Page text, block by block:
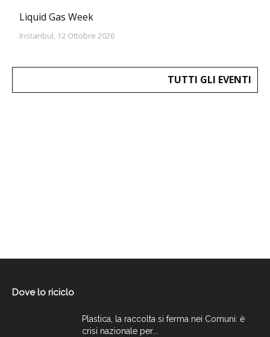
Liquid Gas Week
Instanbul, 12 Ottobre 2026
TUTTI GLI EVENTI
Dove lo riciclo
Plastica, la raccolta si ferma nei Comuni: è
crisi nazionale per...